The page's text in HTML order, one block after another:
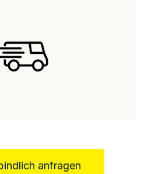
anfragen